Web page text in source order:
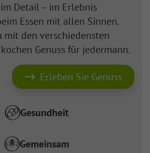
Detail – im Erlebnis
Essen mit allen Sinnen.
mit den verschiedensten
Genuss für jedermann.
Erleben Sie Genuss
Gesundheit
Gemeinsam